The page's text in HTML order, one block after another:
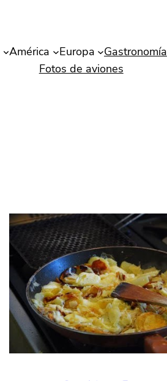
América Europa Gastronomía
Fotos de aviones